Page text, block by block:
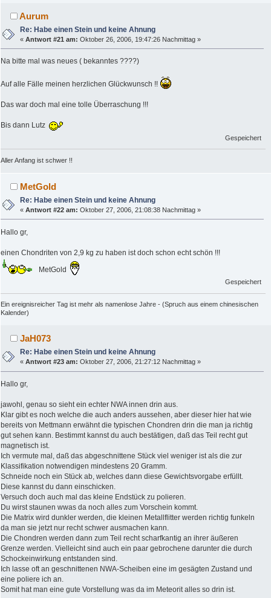
Aurum
Re: Habe einen Stein und keine Ahnung
«Antwort #21 am: Oktober 26, 2006, 19:47:26 Nachmittag »
Na bitte mal was neues ( bekanntes ????)
Auf alle Fälle meinen herzlichen Glückwunsch !!
Das war doch mal eine tolle Überraschung !!!
Bis dann Lutz
Gespeichert
Aller Anfang ist schwer !!
MetGold
Re: Habe einen Stein und keine Ahnung
«Antwort #22 am: Oktober 27, 2006, 21:08:38 Nachmittag »
Hallo gr,
einen Chondriten von 2,9 kg zu haben ist doch schon echt schön !!!
MetGold
Gespeichert
Ein ereignisreicher Tag ist mehr als namenlose Jahre - (Spruch aus einem chinesischen
Kalender)
JaH073
Re: Habe einen Stein und keine Ahnung
«Antwort #23 am: Oktober 27, 2006, 21:27:12 Nachmittag »
Hallo gr,
jawohl, genau so sieht ein echter NWA innen drin aus.
Klar gibt es noch welche die auch anders aussehen, aber dieser hier hat wie
bereits von Mettmann erwähnt die typischen Chondren drin die man ja richtig
gut sehen kann. Bestimmt kannst du auch bestätigen, daß das Teil recht gut
magnetisch ist.
Ich vermute mal, daß das abgeschnittene Stück viel weniger ist als die zur
Klassifikation notwendigen mindestens 20 Gramm.
Schneide noch ein Stück ab, welches dann diese Gewichtsvorgabe erfüllt.
Diese kannst du dann einschicken.
Versuch doch auch mal das kleine Endstück zu polieren.
Du wirst staunen wwas da noch alles zum Vorschein kommt.
Die Matrix wird dunkler werden, die kleinen Metallflitter werden richtig funkeln
da man sie jetzt nur recht schwer ausmachen kann.
Die Chondren werden dann zum Teil recht scharfkantig an ihrer äußeren
Grenze werden. Vielleicht sind auch ein paar gebrochene darunter die durch
Schockeinwirkung entstanden sind.
Ich lasse oft an geschnittenen NWA-Scheiben eine im gesägten Zustand und
eine poliere ich an.
Somit hat man eine gute Vorstellung was da im Meteorit alles so drin ist.